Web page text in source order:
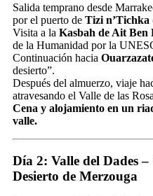
Salida temprano desde
por el puerto de Tizi n’Tichka
Visita a la Kasbah de Ait Ben
de la Humanidad por la
Continuación hacia
desierto”.
Después del almuerzo, viaje
atravesando el Valle de las
Cena y alojamiento en un
valle.
Día 2: Valle del Dades
Desierto de Merzouga